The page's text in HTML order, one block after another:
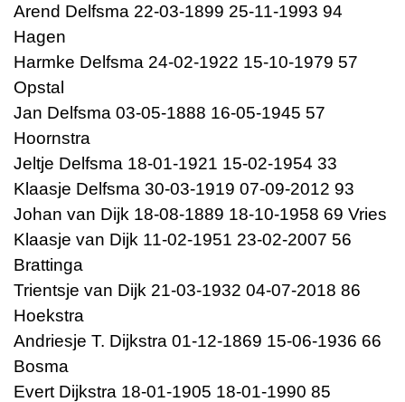
Arend Delfsma 22-03-1899 25-11-1993 94
Hagen
Harmke Delfsma 24-02-1922 15-10-1979 57
Opstal
Jan Delfsma 03-05-1888 16-05-1945 57
Hoornstra
Jeltje Delfsma 18-01-1921 15-02-1954 33
Klaasje Delfsma 30-03-1919 07-09-2012 93
Johan van Dijk 18-08-1889 18-10-1958 69 Vries
Klaasje van Dijk 11-02-1951 23-02-2007 56
Brattinga
Trientsje van Dijk 21-03-1932 04-07-2018 86
Hoekstra
Andriesje T. Dijkstra 01-12-1869 15-06-1936 66
Bosma
Evert Dijkstra 18-01-1905 18-01-1990 85